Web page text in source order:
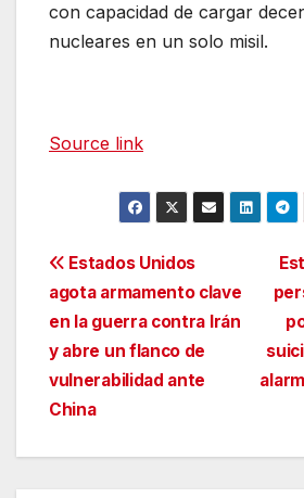
con capacidad de cargar
nucleares en un solo misil.
Source link
Navegación
de
entradas
Estados Unidos
agota armamento clave
en la guerra contra Irán
y abre un flanco de
vulnerabilidad ante
China